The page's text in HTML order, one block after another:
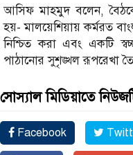
আসিফ মাহমুদ বলেন,
হয়- মালয়েশিয়ায় কর্মরত
নিশ্চিত করা এবং একটি
পাঠানোর সুশৃঙ্খল রূপরেখা
সোস্যাল মিডিয়াতে
Facebook